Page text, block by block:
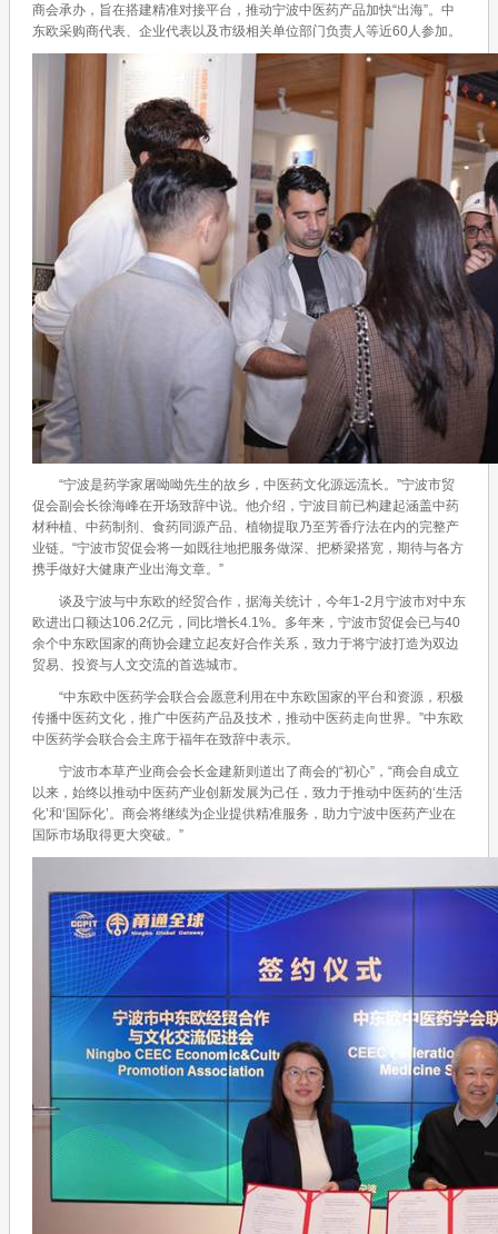
商会承办，旨在搭建精准对接平台，推动宁波中医药产品加快“出海”。中
东欧采购商代表、企业代表以及市级相关单位部门负责人等近60人参加。
“宁波是药学家屠呦呦先生的故乡，中医药文化源远流长。”宁波市贸
促会副会长徐海峰在开场致辞中说。他介绍，宁波目前已构建起涵盖中药
材种植、中药制剂、食药同源产品、植物提取乃至芳香疗法在内的完整产
业链。“宁波市贸促会将一如既往地把服务做深、把桥梁搭宽，期待与各方
携手做好大健康产业出海文章。”
谈及宁波与中东欧的经贸合作，据海关统计，今年1-2月宁波市对中东
欧进出口额达106.2亿元，同比增长4.1%。多年来，宁波市贸促会已与40
余个中东欧国家的商协会建立起友好合作关系，致力于将宁波打造为双边
贸易、投资与人文交流的首选城市。
“中东欧中医药学会联合会愿意利用在中东欧国家的平台和资源，积极
传播中医药文化，推广中医药产品及技术，推动中医药走向世界。”中东欧
中医药学会联合会主席于福年在致辞中表示。
宁波市本草产业商会会长金建新则道出了商会的“初心”，“商会自成立
以来，始终以推动中医药产业创新发展为己任，致力于推动中医药的‘生活
化’和‘国际化’。商会将继续为企业提供精准服务，助力宁波中医药产业在
国际市场取得更大突破。”